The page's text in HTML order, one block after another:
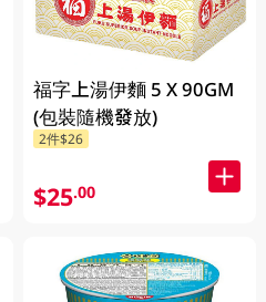
福字上湯伊麵 5 X 90GM
(包裝隨機發放)
2件$26
$25.00